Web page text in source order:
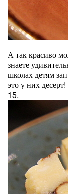
А так красиво
знаете
школах детям
это у них десерт!
15.